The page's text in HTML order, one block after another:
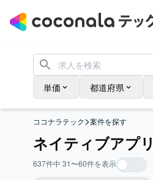
単価 都道府県
ココナラテック>案件を探す
637件中 31〜60件を表示